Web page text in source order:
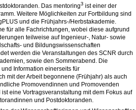
Das mentoring3 ist einer der
Weitere Möglichkeiten zur Fortbildung sind
und die Frühjahrs-/Herbstakademie.
für alle Fachrichtungen, wobei diese aufgrund
teilweise auf Ingenieur-, Natur- sowie
und Bildungswissenschaften
werden die Veranstaltungen des SCNR durch
sowie den Sommerabend. Die
Information einerseits für
mit der Arbeit begonnene (Frühjahr) als auch
Promovendinnen und Promovenden
eine Vortragsveranstaltung mit dem Fokus auf
und Postdoktoranden.